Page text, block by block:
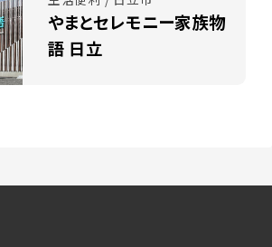
やまとセレモニー家族物
語 日立